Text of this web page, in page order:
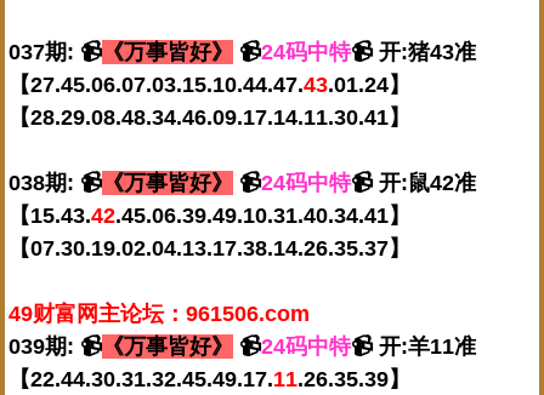
037期: 📹 《万事皆好》 📹24码中特📹 开:猪43准
【27.45.06.07.03.15.10.44.47.43.01.24】
【28.29.08.48.34.46.09.17.14.11.30.41】
038期: 📹 《万事皆好》 📹24码中特📹 开:鼠42准
【15.43.42.45.06.39.49.10.31.40.34.41】
【07.30.19.02.04.13.17.38.14.26.35.37】
49财富网主论坛：961506.com
039期: 📹 《万事皆好》 📹24码中特📹 开:羊11准
【22.44.30.31.32.45.49.17.11.26.35.39】